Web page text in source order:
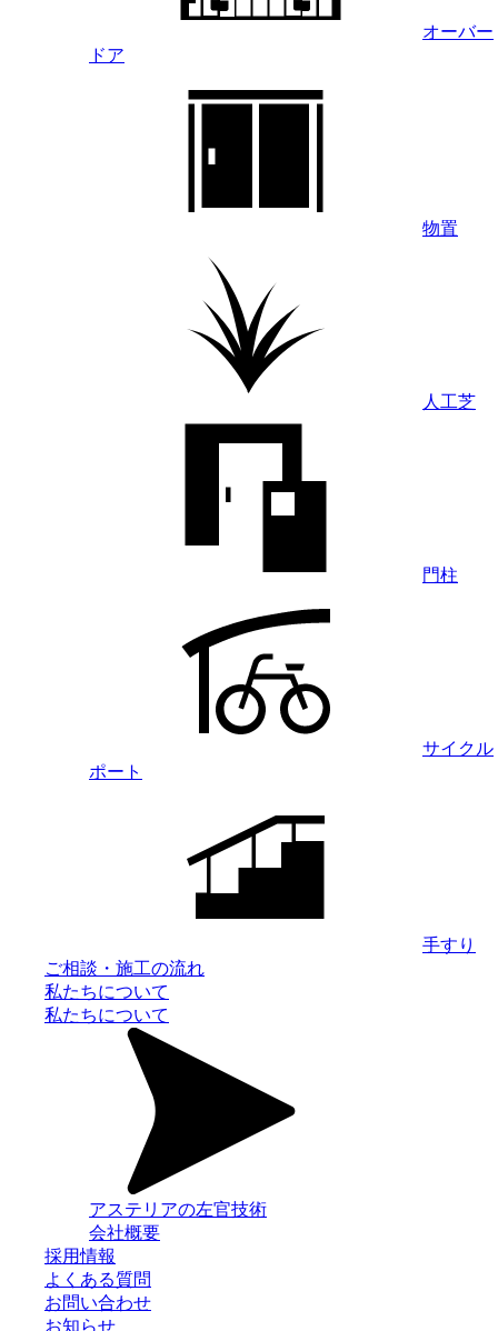
オーバー
ドア
物置
人工芝
門柱
サイクル
ポート
手すり
ご相談・施工の流れ
私たちについて
私たちについて
アステリアの左官技術
会社概要
採用情報
よくある質問
お問い合わせ
お知らせ